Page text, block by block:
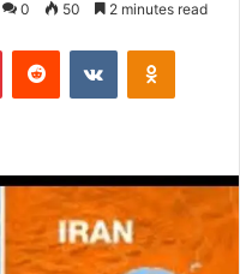
0 50 2 minutes read
PinterestReddit VKontakte